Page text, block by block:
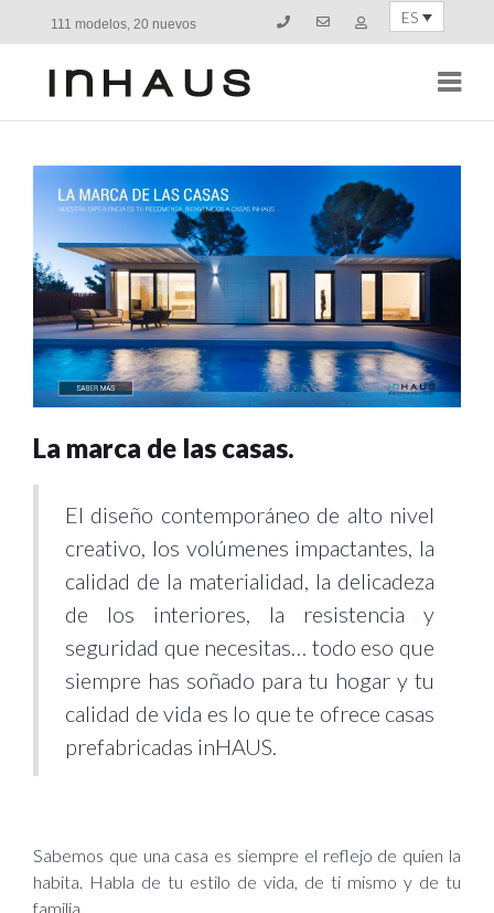
111 modelos, 20 nuevos ES
La marca de las casas.
El diseño contemporáneo de alto nivel
creativo, los volúmenes impactantes, la
calidad de la materialidad, la delicadeza
de los interiores, la resistencia y
seguridad que necesitas… todo eso que
siempre has soñado para tu hogar y tu
calidad de vida es lo que te ofrece casas
prefabricadas inHAUS.
Sabemos que una casa es siempre el reflejo de quien la
habita. Habla de tu estilo de vida, de ti mismo y de tu
familia.